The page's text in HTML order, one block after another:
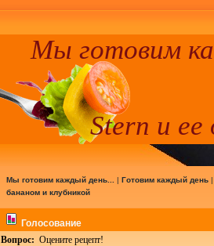
Мы готовим
Stern и ее
Мы готовим каждый день... | Готовим каждый день
бананом и клубникой
Голосование
Вопрос: Оцените рецепт!